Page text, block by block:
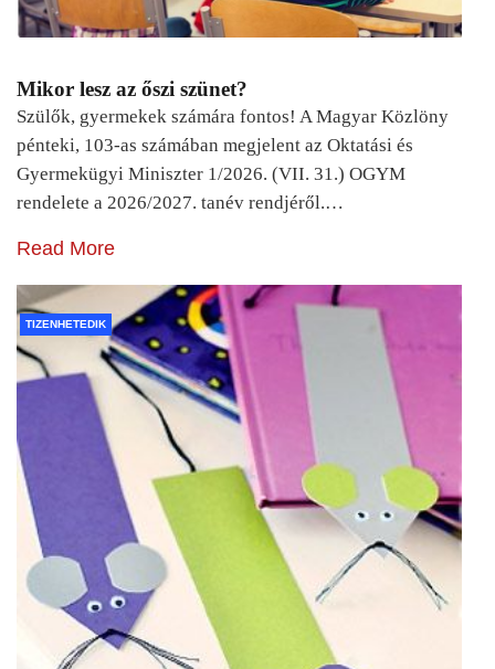
Mikor lesz az őszi szünet?
Szülők, gyermekek számára fontos! A Magyar Közlöny
pénteki, 103-as számában megjelent az Oktatási és
Gyermekügyi Miniszter 1/2026. (VII. 31.) OGYM
rendelete a 2026/2027. tanév rendjéről.…
Read More
TIZENHETEDIK